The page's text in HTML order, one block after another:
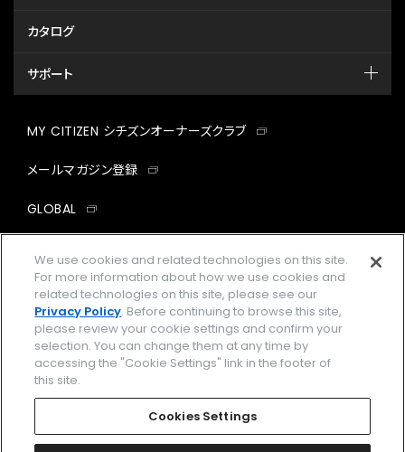
カタログ
サポート
MY CITIZEN シチズンオーナーズクラブ
メールマガジン登録
GLOBAL
facebookinstagramtwitter
企業情報 ご利用規約
プライバシーポリシー Cookies Settings
Amazon PayはAmazon.com, Inc.またはその関連会社の商標です。
We use cookies and related technologies on this site.
For more information about how we use cookies and
related technologies on this site, please see our
Privacy Policy. Before continuing to browse this site,
please review your cookie settings and confirm your
selection. You can change them at any time by
accessing the "Cookie Settings" link in the footer of
this site.
Cookies Settings